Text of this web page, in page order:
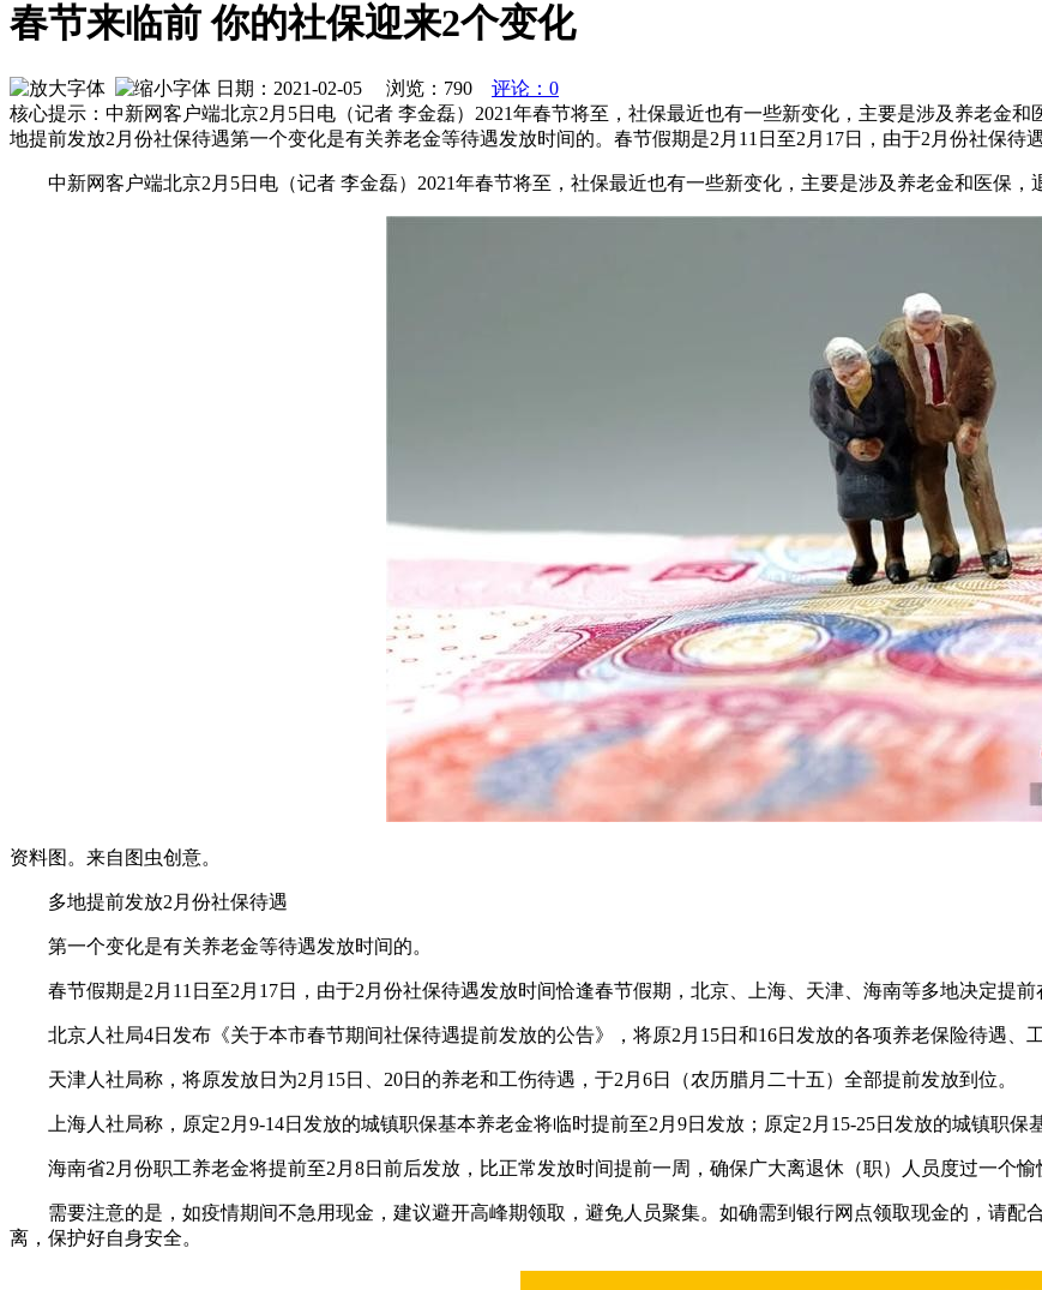
春节来临前 你的社保迎来2个变化
日期：2021-02-05 浏览： 790
评论：0
核心提示：中新网客户端北京2月5日电（记者 李金磊）2021年春节将至，社保最近也有一些新变化，主要是涉及养老金
地提前发放2月份社保待遇第一个变化是有关养老金等待遇发放时间的。春节假期是2月11日至2月17日，由于2月份社保待
中新网客户端北京2月5日电（记者 李金磊）2021年春节将至，社保最近也有一些新变化，主要是涉及养老金和医保，
资料图。来自图虫创意。
多地提前发放2月份社保待遇
第一个变化是有关养老金等待遇发放时间的。
春节假期是2月11日至2月17日，由于2月份社保待遇发放时间恰逢春节假期，北京、上海、天津、海南等多地决定提前
北京人社局4日发布《关于本市春节期间社保待遇提前发放的公告》，将原2月15日和16日发放的各项养老保险待遇、
天津人社局称，将原发放日为2月15日、20日的养老和工伤待遇，于2月6日（农历腊月二十五）全部提前发放到位。
上海人社局称，原定2月9-14日发放的城镇职保基本养老金将临时提前至2月9日发放；原定2月15-25日发放的城镇职保
海南省2月份职工养老金将提前至2月8日前后发放，比正常发放时间提前一周，确保广大离退休（职）人员度过一个愉
需要注意的是，如疫情期间不急用现金，建议避开高峰期领取，避免人员聚集。如确需到银行网点领取现金的，请
离，保护好自身安全。